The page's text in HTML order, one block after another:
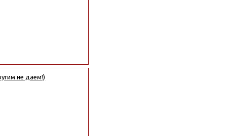
не даем!)